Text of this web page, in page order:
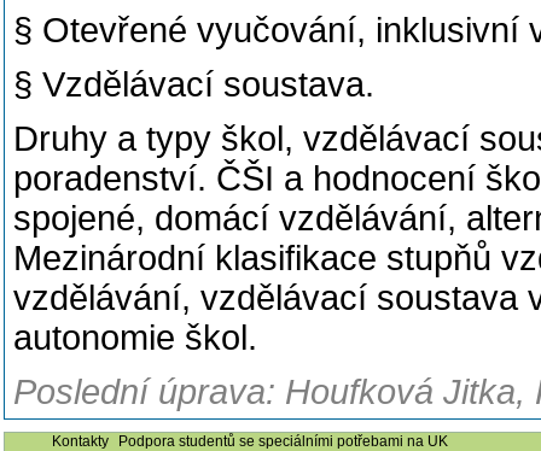
§ Otevřené vyučování, inklusivní
§ Vzdělávací soustava.
Druhy a typy škol, vzdělávací
poradenství. ČŠI a hodnocení
spojené, domácí vzdělávání,
Mezinárodní klasifikace stupňů
vzdělávání, vzdělávací soustava
autonomie škol.
Poslední úprava: Houfková Jitka,
Kontakty
Podpora studentů se speciálními potřebami na UK